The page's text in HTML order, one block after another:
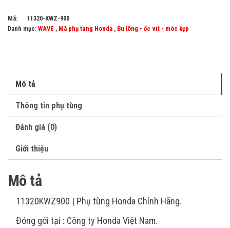
Mã:
11320-KWZ-900
Danh mục: WAVE , Mã phụ tùng Honda , Bu lông - ốc vít - móc kẹp
Mô tả
Thông tin phụ tùng
Đánh giá (0)
Giới thiệu
Mô tả
11320KWZ900 | Phụ tùng Honda Chính Hãng.
Đóng gói tại : Công ty Honda Việt Nam.